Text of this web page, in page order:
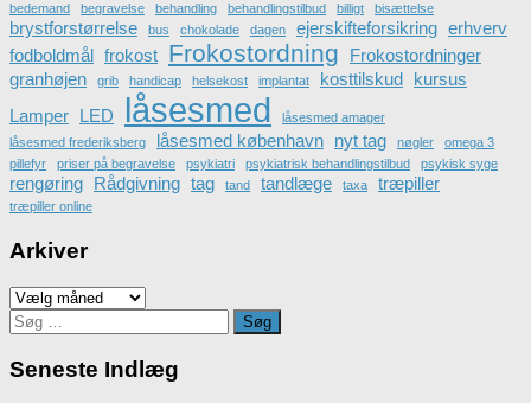
bedemand begravelse behandling behandlingstilbud billigt bisættelse
brystforstørrelse bus chokolade dagen ejerskifteforsikring erhverv
fodboldmål frokost Frokostordning
Frokostordninger
granhøjen
grib handicap helsekost implantat kosttilskud kursus
Lamper LED låsesmed
låsesmed amager
låsesmed frederiksberg
låsesmed københavn nyt tag nøgler
omega 3
pillefyr
priser på begravelse psykiatri psykiatrisk behandlingstilbud psykisk syge
rengøring Rådgivning tag tand tandlæge taxa træpiller
træpiller online
Arkiver
Arkiver
Søg
efter:
Seneste Indlæg